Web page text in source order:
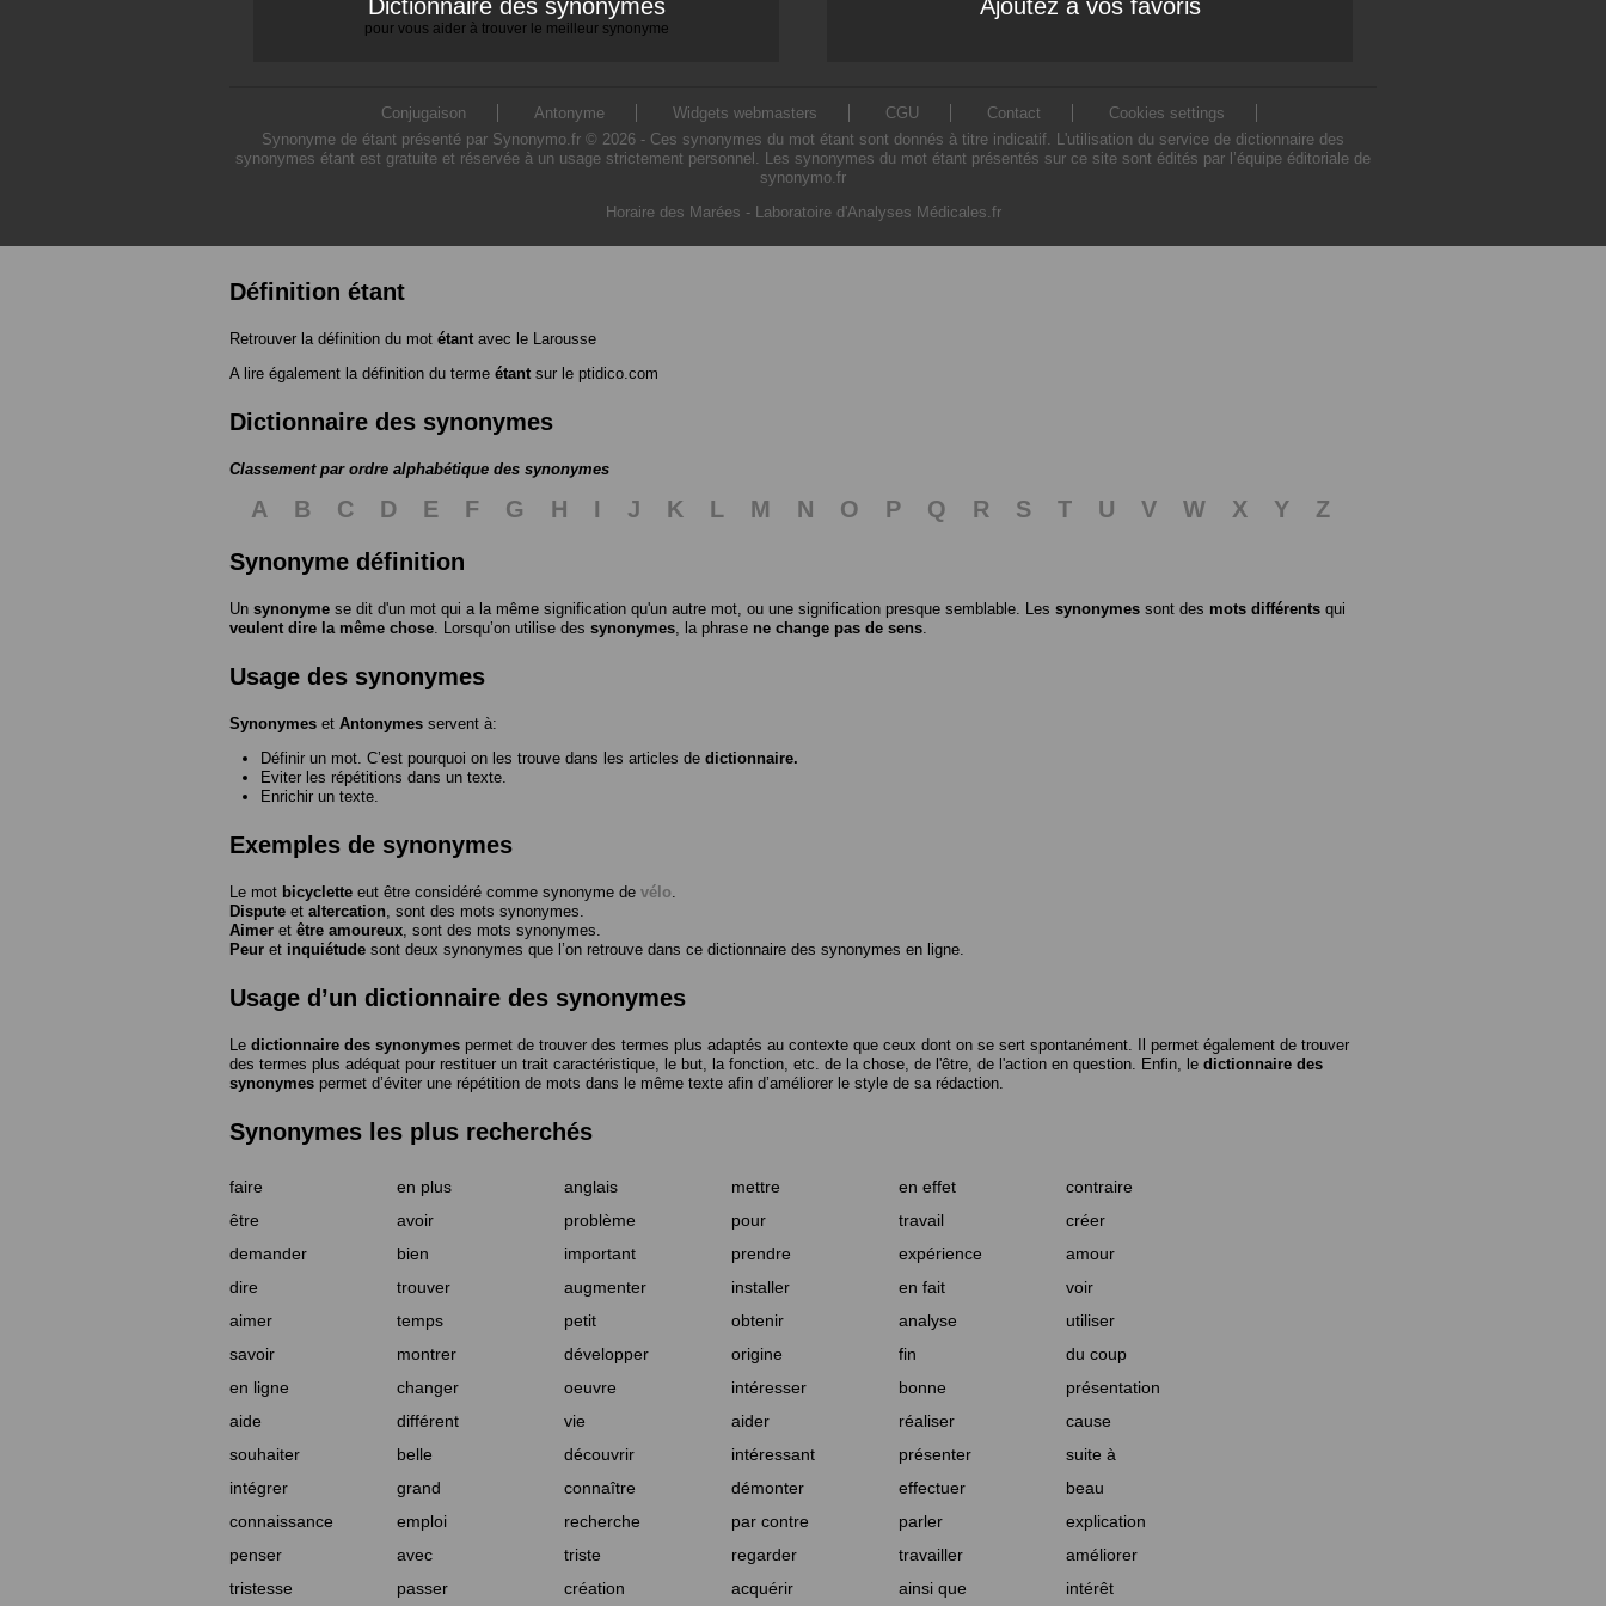
Dictionnaire des synonymes
pour vous aider à trouver le meilleur synonyme
Ajoutez à vos favoris
Conjugaison Antonyme Widgets webmasters CGU Contact
Cookies settings
Synonyme de étant présenté par Synonymo.fr © 2026 - Ces synonymes du mot étant sont donnés à titre indicatif. L'utilisation du service de dictionnaire des
synonymes étant est gratuite et réservée à un usage strictement personnel. Les synonymes du mot étant présentés sur ce site sont édités par l’équipe éditoriale de
synonymo.fr
Horaire des Marées - Laboratoire d'Analyses Médicales.fr
Définition étant
Retrouver la définition du mot étant avec le Larousse
A lire également la définition du terme étant sur le ptidico.com
Dictionnaire des synonymes
Classement par ordre alphabétique des synonymes
A B C D E F G H I J K L M N O P Q R S T U V W X Y
Z
Synonyme définition
Un synonyme se dit d'un mot qui a la même signification qu'un autre mot, ou une signification presque semblable. Les synonymes sont des mots différents qui
veulent dire la même chose. Lorsqu’on utilise des synonymes, la phrase ne change pas de sens.
Usage des synonymes
Synonymes et Antonymes servent à:
Définir un mot. C’est pourquoi on les trouve dans les articles de dictionnaire.
Eviter les répétitions dans un texte.
Enrichir un texte.
Exemples de synonymes
Le mot bicyclette eut être considéré comme synonyme de vélo.
Dispute et altercation, sont des mots synonymes.
Aimer et être amoureux, sont des mots synonymes.
Peur et inquiétude sont deux synonymes que l’on retrouve dans ce dictionnaire des synonymes en ligne.
Usage d’un dictionnaire des synonymes
Le dictionnaire des synonymes permet de trouver des termes plus adaptés au contexte que ceux dont on se sert spontanément. Il permet également de trouver
des termes plus adéquat pour restituer un trait caractéristique, le but, la fonction, etc. de la chose, de l'être, de l'action en question. Enfin, le dictionnaire des
synonymes permet d’éviter une répétition de mots dans le même texte afin d’améliorer le style de sa rédaction.
Synonymes les plus recherchés
faire en plus anglais mettre en effet
contraire
être
avoir problème pour travail
créer
demander
bien important prendre expérience
amour
dire
trouver augmenter installer en fait
voir
aimer
temps petit obtenir analyse
utiliser
savoir
montrer développer origine fin
du coup
en ligne
changer oeuvre intéresser bonne
présentation
aide
différent vie aider réaliser
cause
souhaiter
belle découvrir intéressant présenter
suite à
intégrer
grand connaître démonter effectuer
beau
connaissance
emploi recherche par contre parler
explication
penser
avec triste regarder travailler
améliorer
tristesse
passer création acquérir ainsi que intérêt